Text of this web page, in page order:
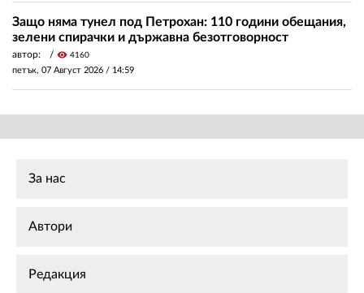
Защо няма тунел под Петрохан: 110 години обещания,
зелени спирачки и държавна безотговорност
автор: visibility 4160
петък, 07 Август 2026 / 14:59
За нас
Автори
Редакция